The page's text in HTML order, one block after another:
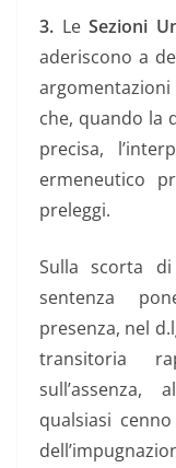
3. Le Sezioni
aderiscono a
che, quando la
precisa,
ermeneutico
preleggi.
Sulla scorta di
sentenza
presenza, nel
transitoria
sull’assenza,
qualsiasi